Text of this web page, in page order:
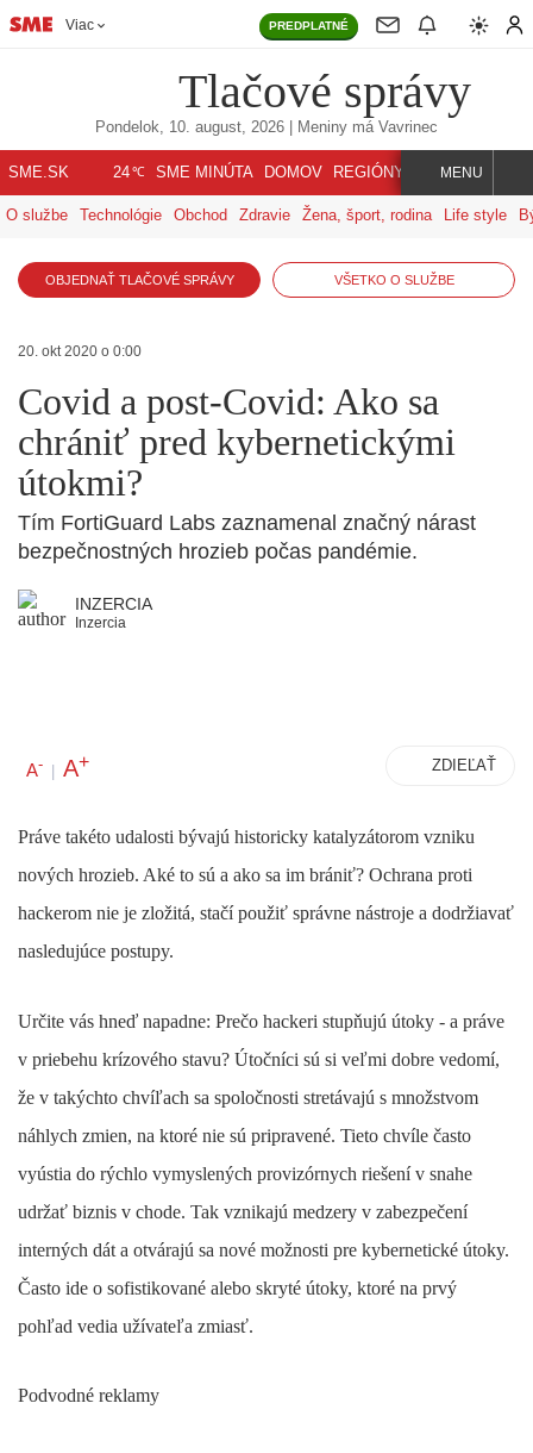
Viac PREDPLATNÉ
Tlačové správy
Pondelok, 10. august, 2026 | Meniny má Vavrinec
SME.SK 24℃ SME MINÚTA DOMOV REGIÓNY INDEX SVET
MENU
O službe Technológie Obchod Zdravie Žena, šport, rodina Life style
OBJEDNAŤ TLAČOVÉ SPRÁVY VŠETKO O SLUŽBE
20. okt 2020 o 0:00
Covid a post-Covid: Ako sa
chrániť pred kybernetickými
útokmi?
Tím FortiGuard Labs zaznamenal značný nárast
bezpečnostných hrozieb počas pandémie.
INZERCIA
Inzercia
A- | A+ ZDIEĽAŤ
Práve takéto udalosti bývajú historicky katalyzátorom vzniku
nových hrozieb. Aké to sú a ako sa im brániť? Ochrana proti
hackerom nie je zložitá, stačí použiť správne nástroje a dodržiavať
nasledujúce postupy.
Určite vás hneď napadne: Prečo hackeri stupňujú útoky - a práve
v priebehu krízového stavu? Útočníci sú si veľmi dobre vedomí,
že v takýchto chvíľach sa spoločnosti stretávajú s množstvom
náhlych zmien, na ktoré nie sú pripravené. Tieto chvíle často
vyústia do rýchlo vymyslených provizórnych riešení v snahe
udržať biznis v chode. Tak vznikajú medzery v zabezpečení
interných dát a otvárajú sa nové možnosti pre kybernetické útoky.
Často ide o sofistikované alebo skryté útoky, ktoré na prvý
pohľad vedia užívateľa zmiasť.
Podvodné reklamy